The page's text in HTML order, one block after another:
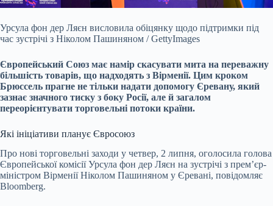
Урсула фон дер Ляєн висловила обіцянку щодо підтримки під
час зустрічі з Ніколом Пашиняном / GettyImages
Європейський Союз має намір скасувати мита на переважну
більшість товарів, що надходять з Вірменії. Цим кроком
Брюссель прагне не тільки надати допомогу Єревану, який
зазнає значного тиску з боку Росії, але й загалом
переорієнтувати торговельні потоки країни.
Які ініціативи планує Євросоюз
Про нові торговельні заходи у четвер, 2 липня, оголосила голова
Європейської комісії Урсула фон дер Ляєн на зустрічі з прем’єр-
міністром Вірменії Ніколом Пашиняном у Єревані, повідомляє
Bloomberg.